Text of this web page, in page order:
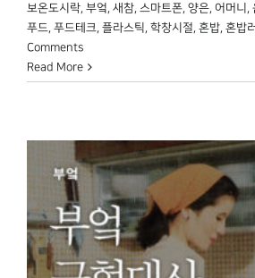
보온도시락 부엌 새참 스마트폰 양은 어머니
푸드 푸드테크 플라스틱 학창시절 혼밥 혼밥러
Comments
Read More